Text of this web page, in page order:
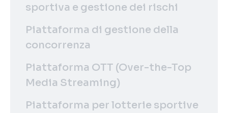
sportiva e gestione dei rischi
Piattaforma di gestione della
concorrenza
Piattaforma OTT (Over-the-Top
Media Streaming)
Piattaforma per lotterie sportive